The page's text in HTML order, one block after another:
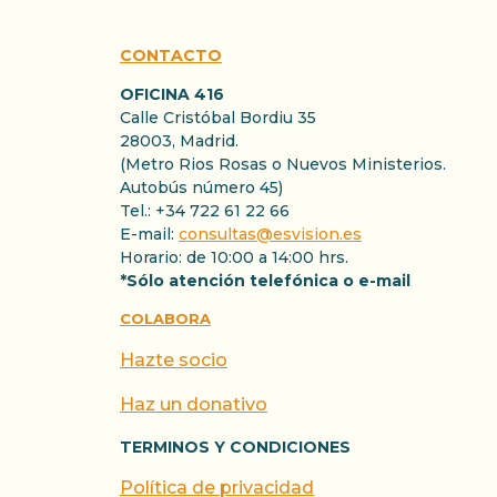
CONTACTO
OFICINA 416
Calle Cristóbal Bordiu 35
28003, Madrid.
(Metro Rios Rosas o Nuevos Ministerios.
Autobús número 45)
Tel.: +34 722 61 22 66
E-mail: consultas@esvision.es
Horario: de 10:00 a 14:00 hrs.
*Sólo atención telefónica o e-mail
COLABORA
Hazte socio
Haz un donativo
TERMINOS Y CONDICIONES
Política de privacidad